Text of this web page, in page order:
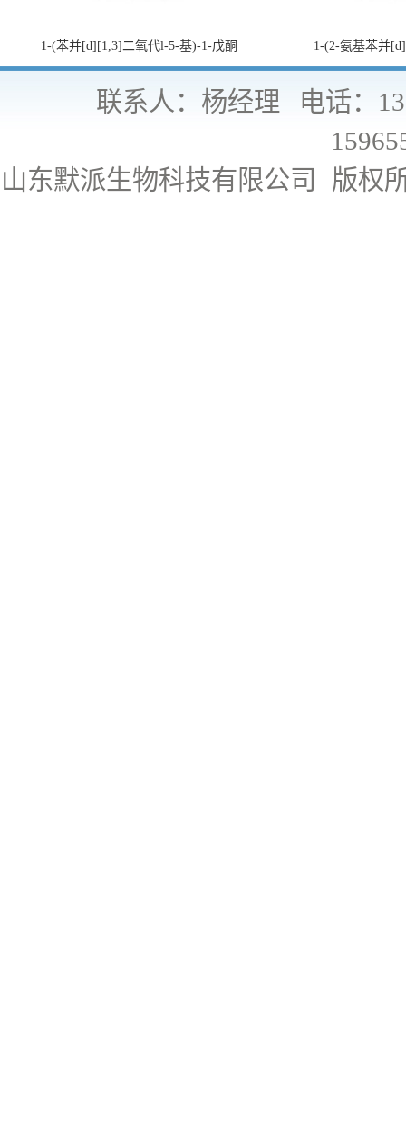
1-(苯并[d][1,3]二氧代l-5-基)-1-戊酮 1-(2-氨基苯并
联系人：杨经理
电话：
山东默派生物科技有限公司
版权